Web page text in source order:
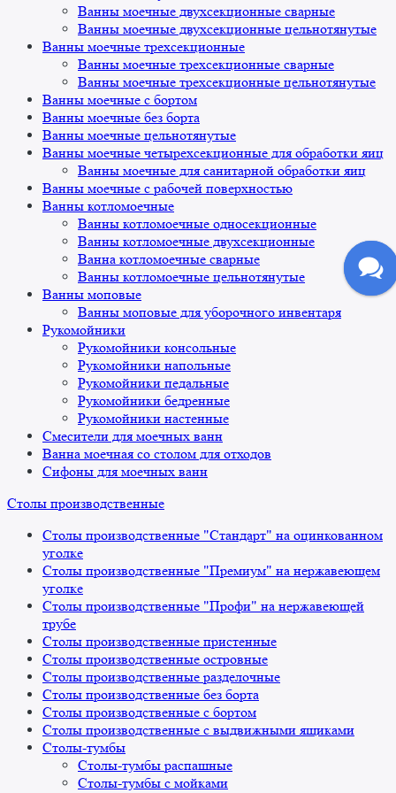
Ванны моечные двухсекционные сварные
Ванны моечные двухсекционные цельнотянутые
Ванны моечные трехсекционные
Ванны моечные трехсекционные сварные
Ванны моечные трехсекционные цельнотянутые
Ванны моечные с бортом
Ванны моечные без борта
Ванны моечные цельнотянутые
Ванны моечные четырехсекционные для обработки яиц
Ванны моечные для санитарной обработки яиц
Ванны моечные с рабочей поверхностью
Ванны котломоечные
Ванны котломоечные односекционные
Ванны котломоечные двухсекционные
Ванна котломоечные сварные
Ванны котломоечные цельнотянутые
Ванны моповые
Ванны моповые для уборочного инвентаря
Рукомойники
Рукомойники консольные
Рукомойники напольные
Рукомойники педальные
Рукомойники бедренные
Рукомойники настенные
Смесители для моечных ванн
Ванна моечная со столом для отходов
Сифоны для моечных ванн
Столы производственные
Столы производственные "Стандарт" на оцинкованном
уголке
Столы производственные "Премиум" на нержавеющем
уголке
Столы производственные "Профи" на нержавеющей
трубе
Столы производственные пристенные
Столы производственные островные
Столы производственные разделочные
Столы производственные без борта
Столы производственные с бортом
Столы производственные с выдвижными ящиками
Столы-тумбы
Столы-тумбы распашные
Столы-тумбы с мойками